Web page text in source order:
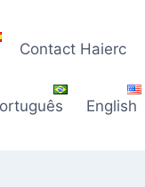
Contact Haierc
English